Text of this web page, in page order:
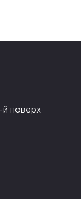
й поверх